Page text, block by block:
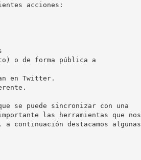
acciones:
o de forma pública a
en Twitter.
se puede sincronizar con una
las herramientas que nos
continuación destacamos algunas